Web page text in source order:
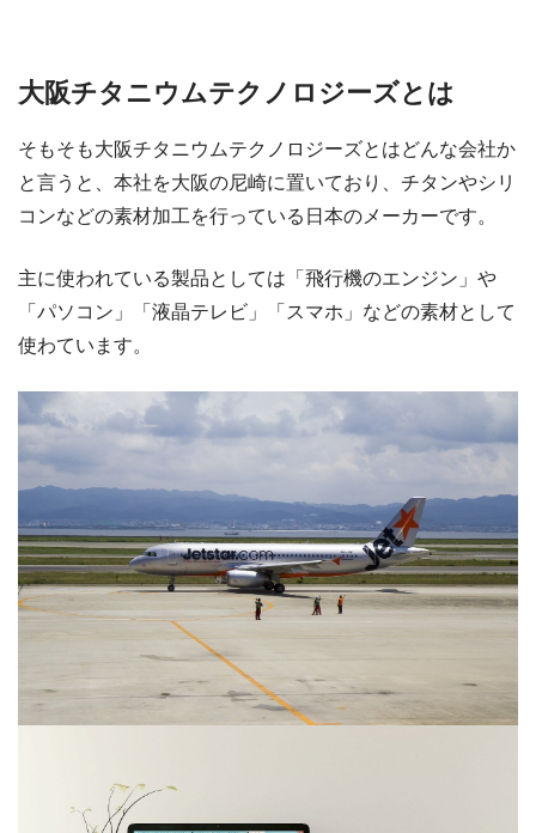
大阪チタニウムテクノロジーズとは
そもそも大阪チタニウムテクノロジーズとはどんな会社か
と言うと、本社を大阪の尼崎に置いており、チタンやシリ
コンなどの素材加工を行っている日本のメーカーです。
主に使われている製品としては「飛行機のエンジン」や
「パソコン」「液晶テレビ」「スマホ」などの素材として
使わています。